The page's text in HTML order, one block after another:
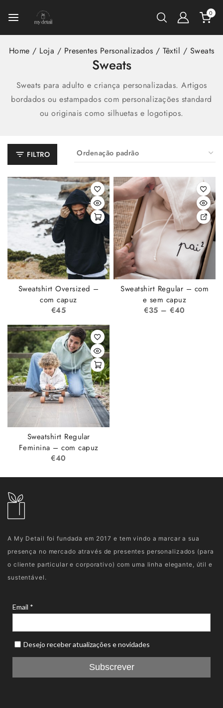
0
Home / Loja / Presentes Personalizados / Têxtil / Sweats
Sweats
Sweats para adulto e criança personalizadas. Artigos
bordados ou estampados com personalizações standard
ou originais como silhuetas e logotipos.
FILTRO
Sweatshirt Oversized –
com capuz
€45
Sweatshirt Regular – com
e sem capuz
€35 – €40
Sweatshirt Regular
Feminina – com capuz
€40
A My Detail foi fundada em 2017 e tem vindo a marcar a sua
presença no mercado através de presentes personalizados (para
o cliente particular e corporativo) com uma linha elegante, útil e
sustentável.